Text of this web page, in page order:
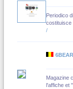
Periodico
costituisce
/
Magazine
l'affiche et